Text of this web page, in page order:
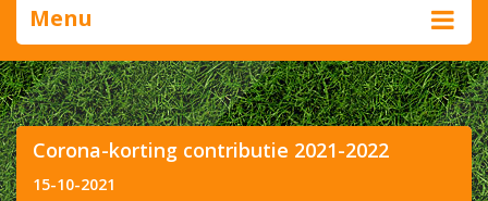
Menu
Corona-korting contributie 2021-2022
15-10-2021